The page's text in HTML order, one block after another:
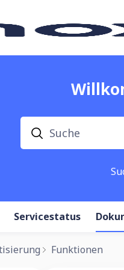
Suche
Servicestatus
Funktionen